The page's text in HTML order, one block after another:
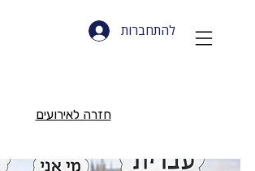
להתחברות
חזרה לאירועים